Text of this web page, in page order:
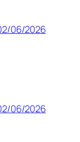
06/2026
06/2026